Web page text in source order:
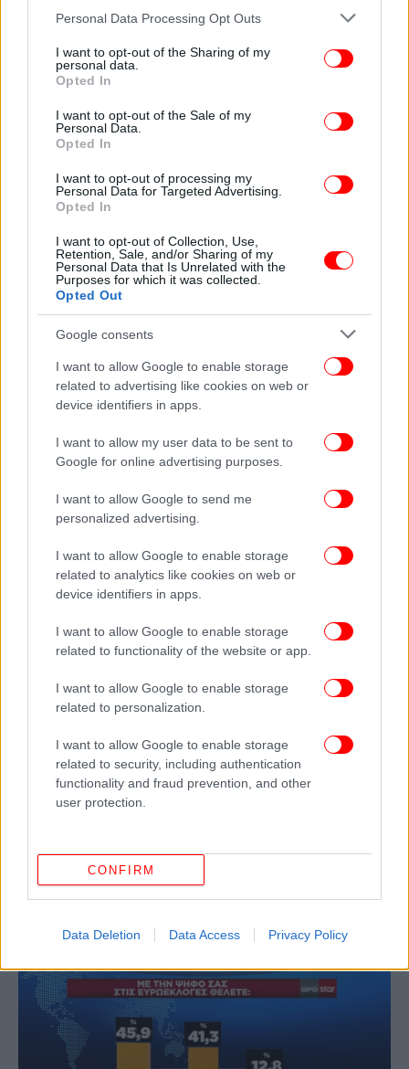
Please note that this website/app uses one or more Google
not limited to your visit or usage behaviour. You may click to
grant or deny consent to Google and its third-party tags to
use your data for below specified purposes in below Google
consent section.
Personal Data Processing Opt Outs
I want to opt-out of the Sharing of my
personal data.
Opted In
I want to opt-out of the Sale of my
Personal Data.
Opted In
I want to opt-out of processing my
Personal Data for Targeted Advertising.
Opted In
I want to opt-out of Collection, Use,
Retention, Sale, and/or Sharing of my
Personal Data that Is Unrelated with the
Purposes for which it was collected.
Opted Out
Google consents
I want to allow Google to enable storage
related to advertising like cookies on web or
device identifiers in apps.
I want to allow my user data to be sent to
Google for online advertising purposes.
I want to allow Google to send me
personalized advertising.
I want to allow Google to enable storage
related to analytics like cookies on web or
device identifiers in apps.
I want to allow Google to enable storage
related to functionality of the website or app.
I want to allow Google to enable storage
related to personalization.
I want to allow Google to enable storage
related to security, including authentication
functionality and fraud prevention, and other
user protection.
CONFIRM
Data Deletion Data Access Privacy Policy
GPO: Πρώτος σε δημοφιλία ο Κυριάκος Μητσοτάκης,
ακολουθούν Κουτσούμπας-Ανδρουλάκης
Στις δημοφιλίες των πολιτικών αρχηγών, πρώτος
είναι ο Κυριάκος Μητσοτάκης, που συγκεντρώνει
Δημήτρης Κουτσούμπας με 34,9%, με τον Νίκο
Ανδρουλάκη να έχει το ίδιο ποσοστό. Ακολουθεί η
Ζωή Κωνσταντοπούλου και μετά οι Στέφανος
Κασσελάκης, Κυριάκος Βελόπουλος, Αλέξης
Χαρίτσης και Δημήτρης Νατσιός.
Η πλειοψηφία των πολιτών, σε ποσοστό 45,9%,
θέλουν να στηρίξουν τις πολιτικές της Ε.Ε. με την
ψήφο τους στις ευρωεκλογές, ενώ το 41,3% θέλει να
τις αποδοκιμάσει.